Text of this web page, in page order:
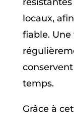
locaux,
fiable.
temps.
Grâce à